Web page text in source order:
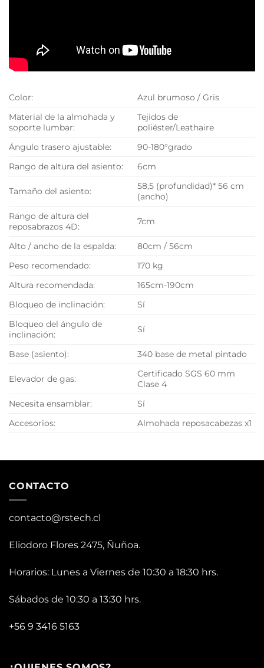
Color:
Azul brumoso / Gris
Material de la almohada y
soporte lumbar:
Tejidos de
poliéster/Leathaire
Ángulo trasero ajustable:
90-180°grado
Rango de altura del asiento:
6cm
Tamaño del asiento:
58,5 (profundidad)* 56 cm
(ancho)
Rango de altura del
reposabrazos 4D:
7cm
Alto / ancho de la espalda:
80cm / 56cm
Peso recomendado:
170 kg
Altura recomendada:
165cm-190cm
Bloqueo de inclinación:
Sí
Bloqueo del ángulo de
inclinación:
Sí
Base (asiento): 340 base de metal pintado
Elevador de gas:
Certificado SGS 60 mm
Clase 4
Necesita ensamblar:
Sí
Accesorios:
Almohada reposacabezas x1
CONTACTO
contacto@rstech.cl
Eliodoro Flores 2475, Ñuñoa.
Horarios: Lunes a Viernes de 10:30 a 18:30 hrs.
Sábados de 10:30 a 13:30 hrs.
+56 9 3416 5163